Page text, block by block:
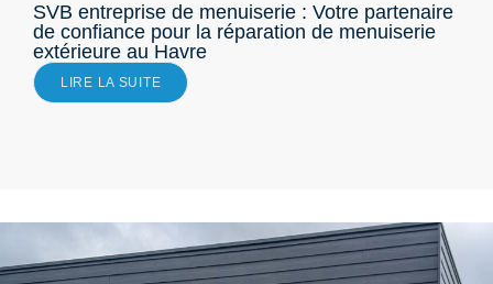
SVB entreprise de menuiserie : Votre partenaire
de confiance pour la réparation de menuiserie
extérieure au Havre
LIRE LA SUITE